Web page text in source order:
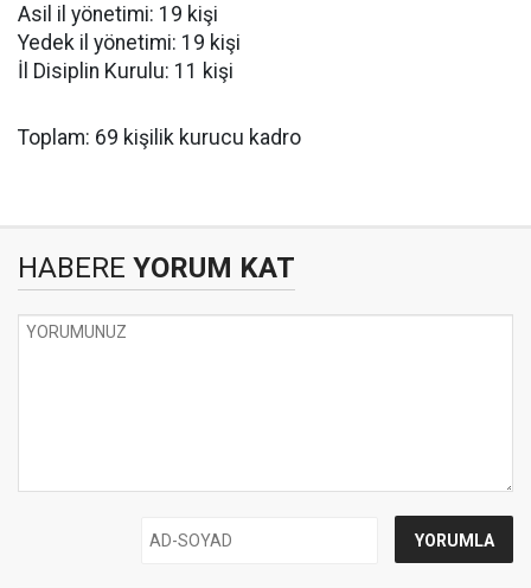
Asil il yönetimi: 19 kişi
Yedek il yönetimi: 19 kişi
İl Disiplin Kurulu: 11 kişi
Toplam: 69 kişilik kurucu kadro
HABERE YORUM KAT